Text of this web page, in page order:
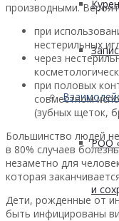
РОО
и
производными.
при
нестерильных
через
при половых
совместном
(зубных щеток,
Большинство людей
в 80% случаев
незаметно для
которая
Дети, рожденные от
быть инфицированы